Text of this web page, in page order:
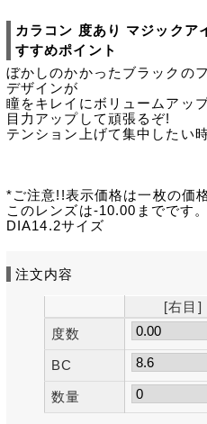
カラコン 度あり マジックア
すすめポイント
ぼかしのかかったブラックの
デザインが
瞳をキレイにボリュームアッ
目力アップして頑張るぞ!
テンション上げて集中したい
*ご注意!!表示価格は一枚の価
このレンズは-10.00までです。
DIA14.2サイズ
注文内容
[右目]
度数
BC
数量